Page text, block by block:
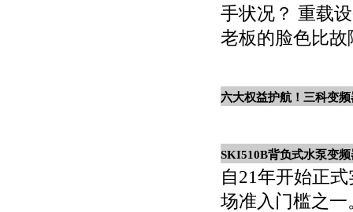
手状况？ 重载
老板的脸色比
六大权益护航！三科变
SKI510B背负式水泵变频
自21年开始正
场准入门槛之